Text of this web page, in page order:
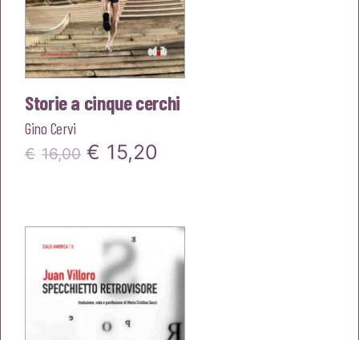
Storie a cinque cerchi
Gino Cervi
€ 16,00 Il
era:
€16,00.
€ 15,20
€15,20.